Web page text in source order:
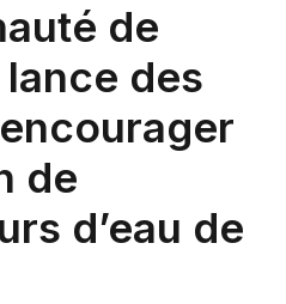
de
des
de
d’eau de